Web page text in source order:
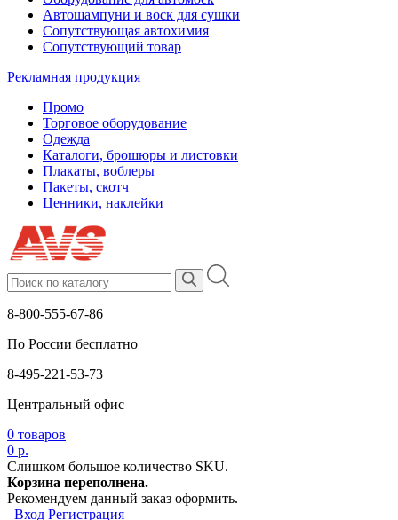
Автошампуни и воск для сушки
Сопутствующая автохимия
Сопутствующий товар
Рекламная продукция
Промо
Торговое оборудование
Одежда
Каталоги, брошюры и листовки
Плакаты, воблеры
Пакеты, скотч
Ценники, наклейки
8-800-555-67-86
По России бесплатно
8-495-221-53-73
Центральный офис
0 товаров
0 р.
Слишком большое количество SKU.
Корзина переполнена.
Рекомендуем данный заказ оформить.
Вход Регистрация